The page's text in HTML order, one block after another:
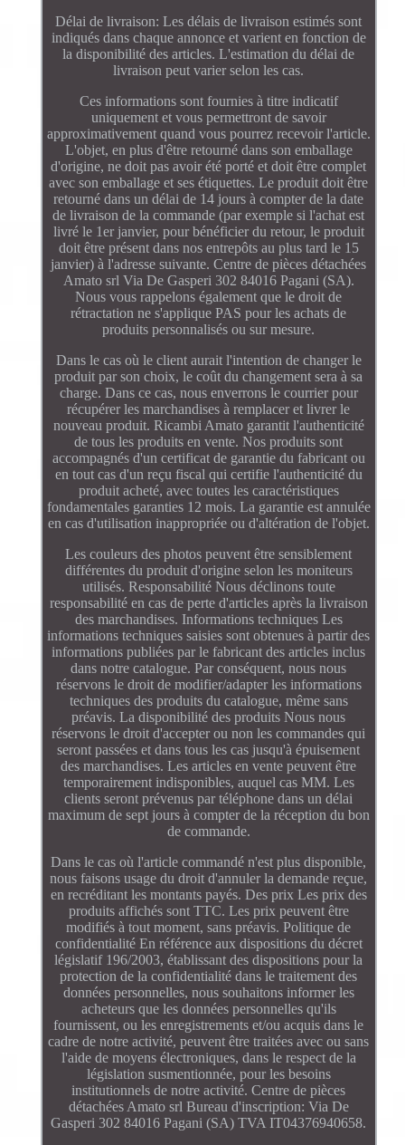
Délai de livraison: Les délais de livraison estimés sont
indiqués dans chaque annonce et varient en fonction de
la disponibilité des articles. L'estimation du délai de
livraison peut varier selon les cas.
Ces informations sont fournies à titre indicatif
uniquement et vous permettront de savoir
approximativement quand vous pourrez recevoir l'article.
L'objet, en plus d'être retourné dans son emballage
d'origine, ne doit pas avoir été porté et doit être complet
avec son emballage et ses étiquettes. Le produit doit être
retourné dans un délai de 14 jours à compter de la date
de livraison de la commande (par exemple si l'achat est
livré le 1er janvier, pour bénéficier du retour, le produit
doit être présent dans nos entrepôts au plus tard le 15
janvier) à l'adresse suivante. Centre de pièces détachées
Amato srl Via De Gasperi 302 84016 Pagani (SA).
Nous vous rappelons également que le droit de
rétractation ne s'applique PAS pour les achats de
produits personnalisés ou sur mesure.
Dans le cas où le client aurait l'intention de changer le
produit par son choix, le coût du changement sera à sa
charge. Dans ce cas, nous enverrons le courrier pour
récupérer les marchandises à remplacer et livrer le
nouveau produit. Ricambi Amato garantit l'authenticité
de tous les produits en vente. Nos produits sont
accompagnés d'un certificat de garantie du fabricant ou
en tout cas d'un reçu fiscal qui certifie l'authenticité du
produit acheté, avec toutes les caractéristiques
fondamentales garanties 12 mois. La garantie est annulée
en cas d'utilisation inappropriée ou d'altération de l'objet.
Les couleurs des photos peuvent être sensiblement
différentes du produit d'origine selon les moniteurs
utilisés. Responsabilité Nous déclinons toute
responsabilité en cas de perte d'articles après la livraison
des marchandises. Informations techniques Les
informations techniques saisies sont obtenues à partir des
informations publiées par le fabricant des articles inclus
dans notre catalogue. Par conséquent, nous nous
réservons le droit de modifier/adapter les informations
techniques des produits du catalogue, même sans
préavis. La disponibilité des produits Nous nous
réservons le droit d'accepter ou non les commandes qui
seront passées et dans tous les cas jusqu'à épuisement
des marchandises. Les articles en vente peuvent être
temporairement indisponibles, auquel cas MM. Les
clients seront prévenus par téléphone dans un délai
maximum de sept jours à compter de la réception du bon
de commande.
Dans le cas où l'article commandé n'est plus disponible,
nous faisons usage du droit d'annuler la demande reçue,
en recréditant les montants payés. Des prix Les prix des
produits affichés sont TTC. Les prix peuvent être
modifiés à tout moment, sans préavis. Politique de
confidentialité En référence aux dispositions du décret
législatif 196/2003, établissant des dispositions pour la
protection de la confidentialité dans le traitement des
données personnelles, nous souhaitons informer les
acheteurs que les données personnelles qu'ils
fournissent, ou les enregistrements et/ou acquis dans le
cadre de notre activité, peuvent être traitées avec ou sans
l'aide de moyens électroniques, dans le respect de la
législation susmentionnée, pour les besoins
institutionnels de notre activité. Centre de pièces
détachées Amato srl Bureau d'inscription: Via De
Gasperi 302 84016 Pagani (SA) TVA IT04376940658.